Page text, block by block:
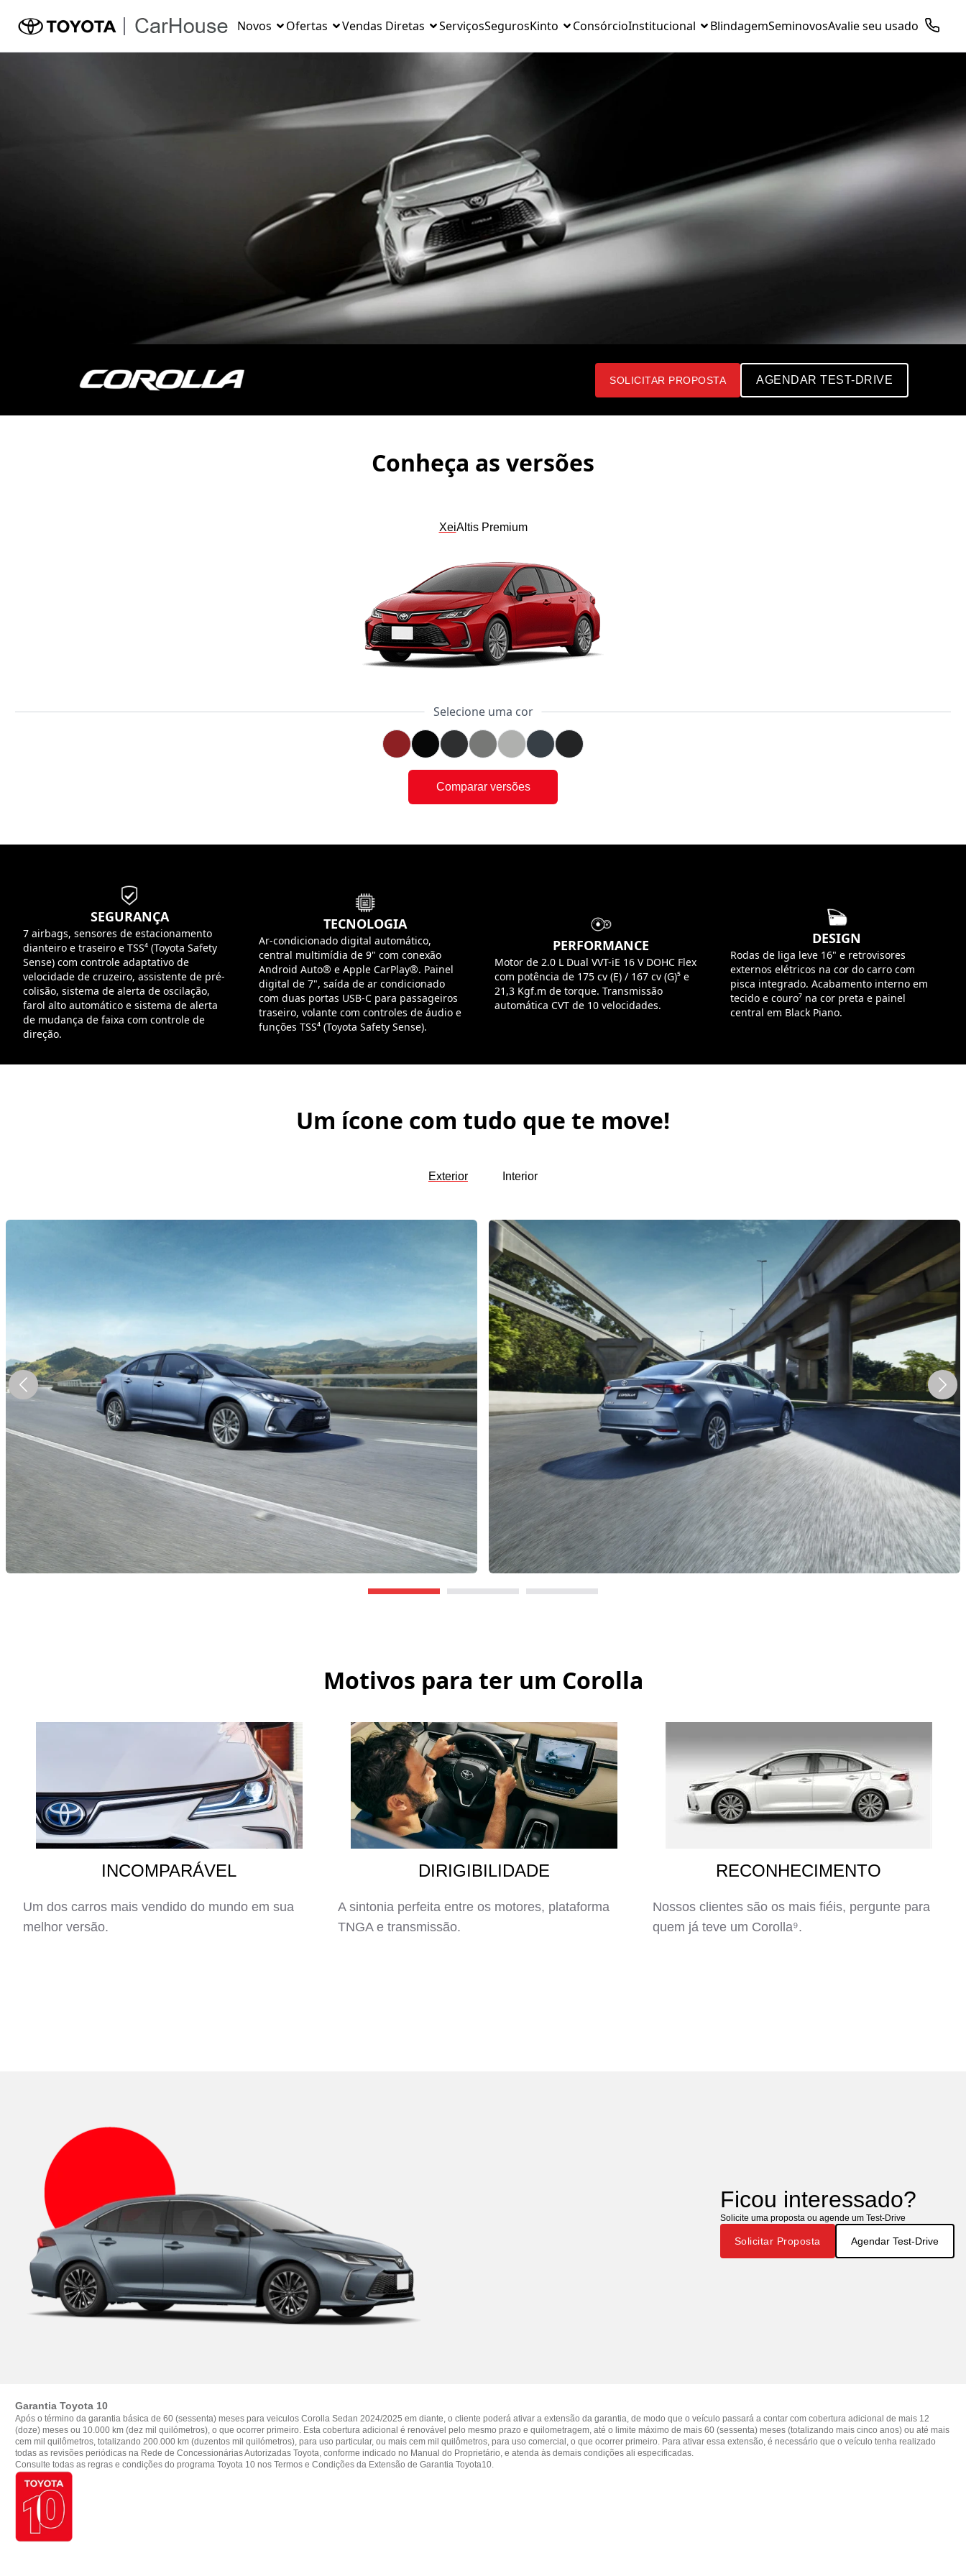
Novos Ofertas Vendas Diretas ServiçosSegurosKinto ConsórcioInstitucional BlindagemSeminovosAvalie seu usado
SOLICITAR PROPOSTA AGENDAR TEST-DRIVE
Conheça as versões
XeiAltis Premium
Selecione uma cor
Comparar versões
SEGURANÇA
7 airbags, sensores de estacionamento
dianteiro e traseiro e TSS⁴ (Toyota Safety
Sense) com controle adaptativo de
velocidade de cruzeiro, assistente de pré-
colisão, sistema de alerta de oscilação,
farol alto automático e sistema de alerta
de mudança de faixa com controle de
direção.
TECNOLOGIA
Ar-condicionado digital automático,
central multimídia de 9" com conexão
Android Auto® e Apple CarPlay®. Painel
digital de 7", saída de ar condicionado
com duas portas USB-C para passageiros
traseiro, volante com controles de áudio e
funções TSS⁴ (Toyota Safety Sense).
PERFORMANCE
Motor de 2.0 L Dual VVT-iE 16 V DOHC Flex
com potência de 175 cv (E) / 167 cv (G)⁵ e
21,3 Kgf.m de torque. Transmissão
automática CVT de 10 velocidades.
DESIGN
Rodas de liga leve 16" e retrovisores
externos elétricos na cor do carro com
pisca integrado. Acabamento interno em
tecido e couro⁷ na cor preta e painel
central em Black Piano.
Um ícone com tudo que te move!
Exterior Interior
Motivos para ter um Corolla
INCOMPARÁVEL
Um dos carros mais vendido do mundo em sua
melhor versão.
DIRIGIBILIDADE
A sintonia perfeita entre os motores, plataforma
TNGA e transmissão.
RECONHECIMENTO
Nossos clientes são os mais fiéis, pergunte para
quem já teve um Corolla⁹.
Ficou interessado?
Solicite uma proposta ou agende um Test-Drive
Solicitar Proposta Agendar Test-Drive
Garantia Toyota 10
Após o término da garantia básica de 60 (sessenta) meses para veiculos Corolla Sedan 2024/2025 em diante, o cliente poderá ativar a extensão da garantia, de modo que o veículo passará a contar com cobertura adicional de mais 12
(doze) meses ou 10.000 km (dez mil quilómetros), o que ocorrer primeiro. Esta cobertura adicional é renovável pelo mesmo prazo e quilometragem, até o limite máximo de mais 60 (sessenta) meses (totalizando mais cinco anos) ou até mais
cem mil quilômetros, totalizando 200.000 km (duzentos mil quilómetros), para uso particular, ou mais cem mil quilômetros, para uso comercial, o que ocorrer primeiro. Para ativar essa extensão, é necessário que o veículo tenha realizado
todas as revisões periódicas na Rede de Concessionárias Autorizadas Toyota, conforme indicado no Manual do Proprietário, e atenda às demais condições ali especificadas.
Consulte todas as regras e condições do programa Toyota 10 nos Termos e Condições da Extensão de Garantia Toyota10.